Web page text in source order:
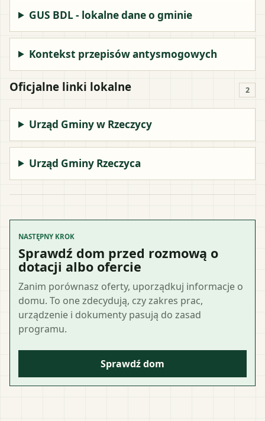
GUS BDL - lokalne dane o gminie
Kontekst przepisów antysmogowych
Oficjalne linki lokalne 2
Urząd Gminy w Rzeczycy
Urząd Gminy Rzeczyca
NASTĘPNY KROK
Sprawdź dom przed rozmową o
dotacji albo ofercie
Zanim porównasz oferty, uporządkuj informacje o
domu. To one zdecydują, czy zakres prac,
urządzenie i dokumenty pasują do zasad
programu.
Sprawdź dom